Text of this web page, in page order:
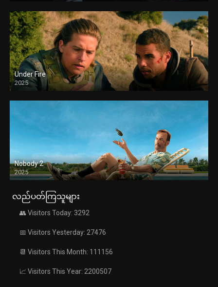
Under Fire
2025
Nobody 2
2025
လည်ပတ်ကြသူများ
👥 Visitors Today: 3292
📅 Visitors Yesterday: 27476
📆 Visitors This Month: 111156
📈 Visitors This Year: 2200507